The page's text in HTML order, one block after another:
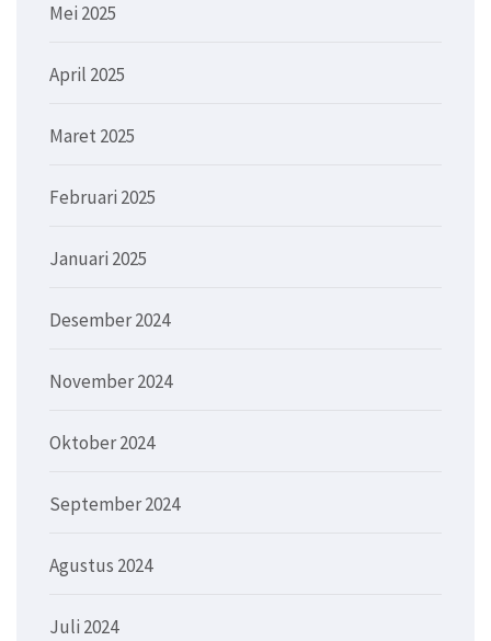
Mei 2025
April 2025
Maret 2025
Februari 2025
Januari 2025
Desember 2024
November 2024
Oktober 2024
September 2024
Agustus 2024
Juli 2024